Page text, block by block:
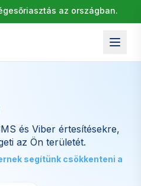
az országban.
és Viber értesítésekre,
az Ön területét.
segítünk csökkenteni a